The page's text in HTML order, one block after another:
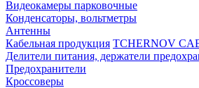
Видеокамеры парковочные
Конденсаторы, вольтметры
Антенны
Кабельная продукция TCHERNOV
Делители питания, держатели
Предохранители
Кроссоверы